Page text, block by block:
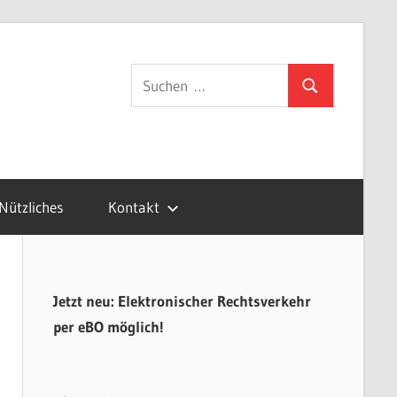
Suchen
nach:
Suchen
Nützliches Kontakt
Jetzt neu: Elektronischer Rechtsverkehr
per eBO möglich!